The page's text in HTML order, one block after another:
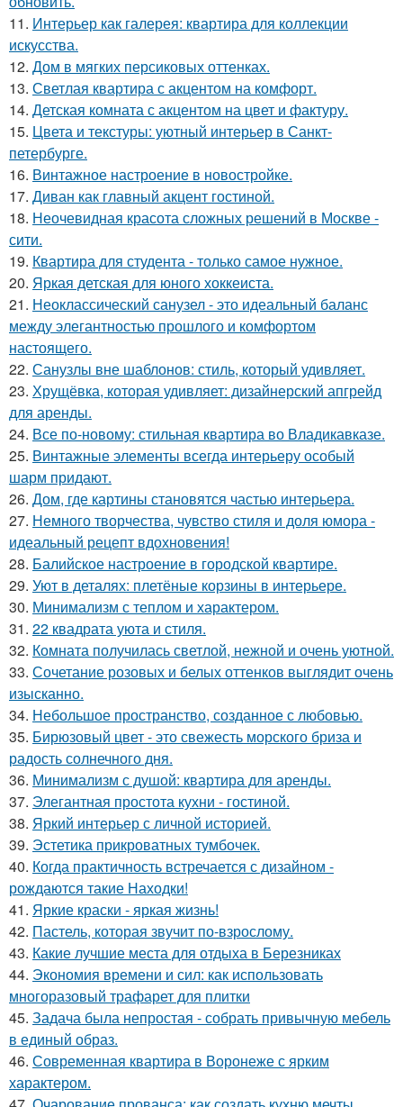
11. Интерьер как галерея: квартира для коллекции
искусства.
12. Дом в мягких персиковых оттенках.
13. Светлая квартира с акцентом на комфорт.
14. Детская комната с акцентом на цвет и фактуру.
15. Цвета и текстуры: уютный интерьер в Санкт-
петербурге.
16. Винтажное настроение в новостройке.
17. Диван как главный акцент гостиной.
18. Неочевидная красота сложных решений в Москве -
сити.
19. Квартира для студента - только самое нужное.
20. Яркая детская для юного хоккеиста.
21. Неоклассический санузел - это идеальный баланс
между элегантностью прошлого и комфортом
настоящего.
22. Санузлы вне шаблонов: стиль, который удивляет.
23. Хрущёвка, которая удивляет: дизайнерский апгрейд
для аренды.
24. Все по-новому: стильная квартира во Владикавказе.
25. Винтажные элементы всегда интерьеру особый
шарм придают.
26. Дом, где картины становятся частью интерьера.
27. Немного творчества, чувство стиля и доля юмора -
идеальный рецепт вдохновения!
28. Балийское настроение в городской квартире.
29. Уют в деталях: плетёные корзины в интерьере.
30. Минимализм с теплом и характером.
31. 22 квадрата уюта и стиля.
32. Комната получилась светлой, нежной и очень уютной.
33. Сочетание розовых и белых оттенков выглядит очень
изысканно.
34. Небольшое пространство, созданное с любовью.
35. Бирюзовый цвет - это свежесть морского бриза и
радость солнечного дня.
36. Минимализм с душой: квартира для аренды.
37. Элегантная простота кухни - гостиной.
38. Яркий интерьер с личной историей.
39. Эстетика прикроватных тумбочек.
40. Когда практичность встречается с дизайном -
рождаются такие Находки!
41. Яркие краски - яркая жизнь!
42. Пастель, которая звучит по-взрослому.
43. Какие лучшие места для отдыха в Березниках
44. Экономия времени и сил: как использовать
многоразовый трафарет для плитки
45. Задача была непростая - собрать привычную мебель
в единый образ.
46. Современная квартира в Воронеже с ярким
характером.